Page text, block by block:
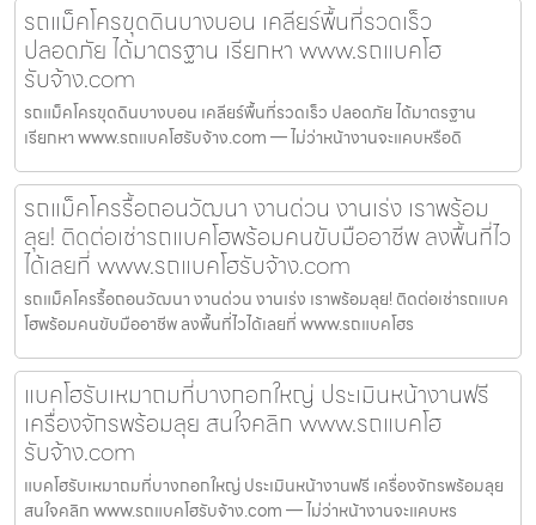
รถแม็คโครขุดดินบางบอน เคลียร์พื้นที่รวดเร็ว
ปลอดภัย ได้มาตรฐาน เรียกหา www.รถแบคโฮ
รับจ้าง.com
รถแม็คโครขุดดินบางบอน เคลียร์พื้นที่รวดเร็ว ปลอดภัย ได้มาตรฐาน
เรียกหา www.รถแบคโฮรับจ้าง.com — ไม่ว่าหน้างานจะแคบหรือดิ
รถแม็คโครรื้อถอนวัฒนา งานด่วน งานเร่ง เราพร้อม
ลุย! ติดต่อเช่ารถแบคโฮพร้อมคนขับมืออาชีพ ลงพื้นที่ไว
ได้เลยที่ www.รถแบคโฮรับจ้าง.com
รถแม็คโครรื้อถอนวัฒนา งานด่วน งานเร่ง เราพร้อมลุย! ติดต่อเช่ารถแบค
โฮพร้อมคนขับมืออาชีพ ลงพื้นที่ไวได้เลยที่ www.รถแบคโฮร
แบคโฮรับเหมาถมที่บางกอกใหญ่ ประเมินหน้างานฟรี
เครื่องจักรพร้อมลุย สนใจคลิก www.รถแบคโฮ
รับจ้าง.com
แบคโฮรับเหมาถมที่บางกอกใหญ่ ประเมินหน้างานฟรี เครื่องจักรพร้อมลุย
สนใจคลิก www.รถแบคโฮรับจ้าง.com — ไม่ว่าหน้างานจะแคบหร